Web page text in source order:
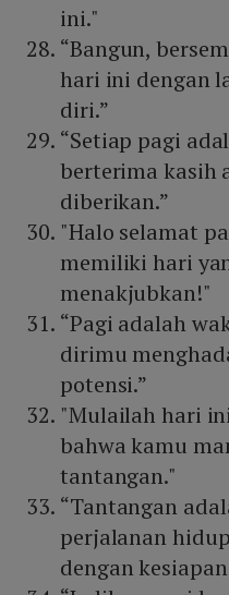
ini."
“Bangun,
hari ini dengan
diri.”
“Setiap pagi
berterima kasih
diberikan.”
"Halo selamat
memiliki hari
menakjubkan!"
“Pagi adalah
dirimu
potensi.”
"Mulailah hari
bahwa kamu
tantangan."
“Tantangan
perjalanan
dengan